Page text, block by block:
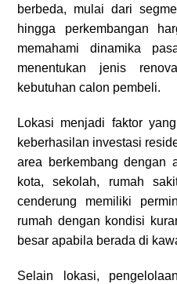
berbeda, mulai dari
hingga perkembangan
memahami dinamika
menentukan jenis
kebutuhan calon pembeli.
Lokasi menjadi faktor
keberhasilan investasi
area berkembang dengan
kota, sekolah, rumah
cenderung memiliki
rumah dengan kondisi
besar apabila berada di
Selain lokasi,